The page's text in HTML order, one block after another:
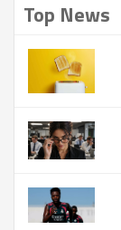
Top News